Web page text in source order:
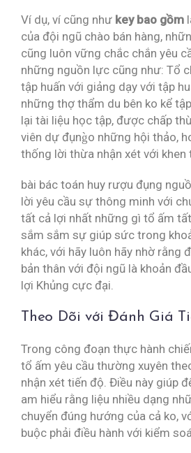
Ví dụ, ví cũng như key bao gồm
của đội ngũ chào bán hàng,
cũng luôn vững chắc chắn yêu
những nguồn lực cũng như: Tổ
tập huấn với giảng dạy với tập
những thợ thẩm du bên ko kể
lại tài liệu học tập, được chấp
viên dự đụng̀o những hội thảo,
thống lời thừa nhận xét với khen
bài bác toán huy rượu đụng
lời yêu cầu sự thông minh với
tất cả lợi nhất những gì tổ ấm
sắm sắm sự giúp sức trong
khác, với hãy luôn hãy nhờ rằng
bản thân với đội ngũ là khoản
lợi Khủng cực đại.
Theo Dõi với Đánh Giá
Trong công đoạn thực hành
tổ ấm yêu cầu thường xuyên
nhận xét tiến độ. Điều này giúp
am hiểu rằng liệu nhiều dạng
chuyển đúng hướng của cả ko,
buộc phải điều hành với kiểm